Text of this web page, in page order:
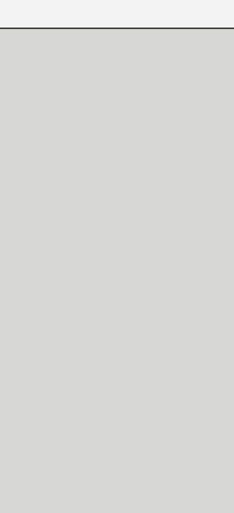
[GK] No More Room in